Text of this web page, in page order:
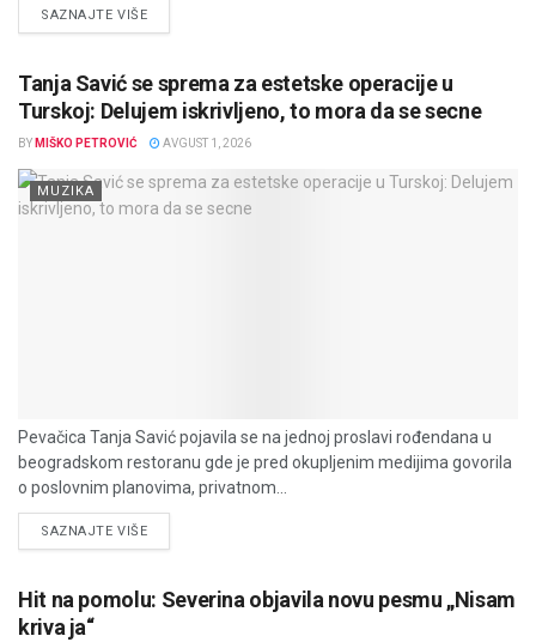
SAZNAJTE VIŠEDETAILS
Tanja Savić se sprema za estetske operacije u
Turskoj: Delujem iskrivljeno, to mora da se secne
BY MIŠKO PETROVIĆ AVGUST 1, 2026
MUZIKA
Pevačica Tanja Savić pojavila se na jednoj proslavi rođendana u
beogradskom restoranu gde je pred okupljenim medijima govorila
o poslovnim planovima, privatnom...
SAZNAJTE VIŠEDETAILS
Hit na pomolu: Severina objavila novu pesmu „Nisam
kriva ja“